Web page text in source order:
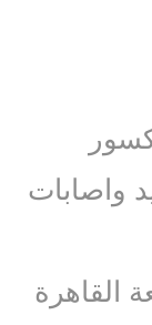
واصابات
القاهرة